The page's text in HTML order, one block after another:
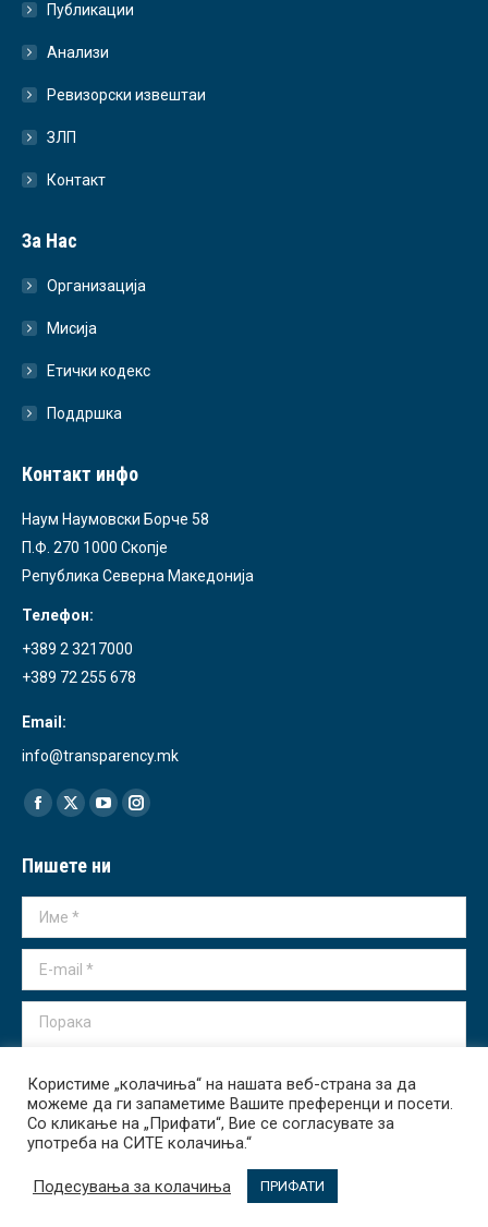
Публикации
Анализи
Ревизорски извештаи
ЗЛП
Контакт
За Нас
Организација
Мисија
Етички кодекс
Поддршка
Контакт инфо
Наум Наумовски Борче 58
П.Ф. 270 1000 Скопје
Република Северна Македонија
Телефон:
+389 2 3217000
+389 72 255 678
Email:
info@transparency.mk
Find us on:
Facebook
opens
in
X
opens
in
YouTube
opens
in
Instagram
in
Пишете ни
Име *
E-mail *
Порака
Испрати
Користиме „колачиња“ на нашата веб-страна за да
можеме да ги запаметиме Вашите преференци и посети.
Со кликање на „Прифати“, Вие се согласувате за
употреба на СИТЕ колачиња.“
Подесувања за колачиња ПРИФАТИ